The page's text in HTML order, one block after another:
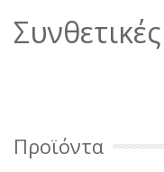
Προϊόντα